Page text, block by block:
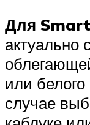
Для
актуально
или
случае